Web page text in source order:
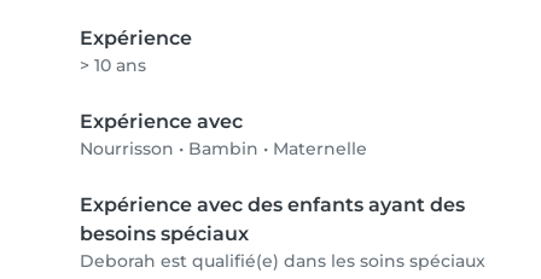
Expérience
> 10 ans
Expérience avec
Nourrisson • Bambin • Maternelle
Expérience avec des enfants ayant des
besoins spéciaux
Deborah est qualifié(e) dans les soins spéciaux